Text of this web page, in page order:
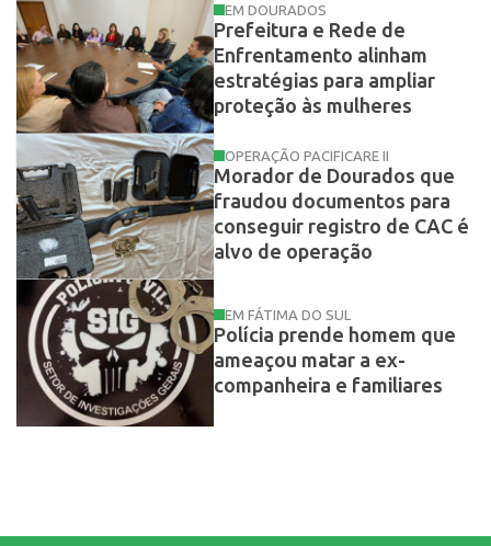
EM DOURADOS
Prefeitura e Rede de
Enfrentamento alinham
estratégias para ampliar
proteção às mulheres
OPERAÇÃO PACIFICARE II
Morador de Dourados que
fraudou documentos para
conseguir registro de CAC é
alvo de operação
EM FÁTIMA DO SUL
Polícia prende homem que
ameaçou matar a ex-
companheira e familiares